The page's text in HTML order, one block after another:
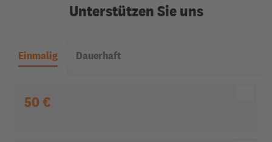
Unterstützen Sie uns
Einmalig Dauerhaft
50 €